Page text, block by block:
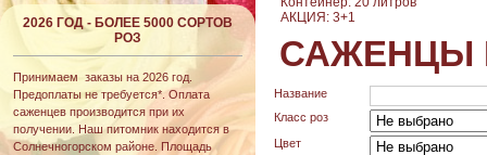
2026 ГОД - БОЛЕЕ 5000 СОРТОВ
РОЗ
Принимаем заказы на 2026 год.
Предоплаты не требуется*. Оплата
саженцев производится при их
получении. Наш питомник находится в
Солнечногорском районе. Площадь
АКЦИЯ: 3+1
САЖЕНЦЫ
Название
Класс роз
Цвет